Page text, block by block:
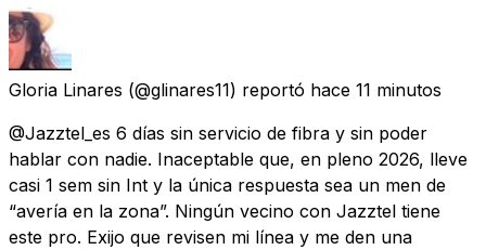
Gloria Linares (@glinares11) reportó hace 11 minutos
@Jazztel_es 6 días sin servicio de fibra y sin poder
hablar con nadie. Inaceptable que, en pleno 2026, lleve
casi 1 sem sin Int y la única respuesta sea un men de
“avería en la zona”. Ningún vecino con Jazztel tiene
este pro. Exijo que revisen mi línea y me den una